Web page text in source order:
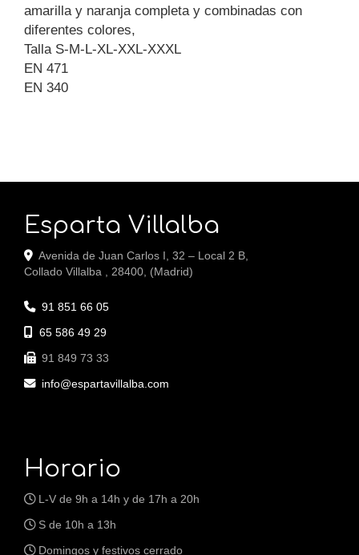
amarilla y naranja completa y combinadas con
diferentes colores,
Talla S-M-L-XL-XXL-XXXL
EN 471
EN 340
Esparta Villalba
Avenida de Juan Carlos I, 32 – Local 2 B,
Collado Villalba
28400 (Madrid)
91 851 66 05
65 586 49 29
91 849 73 33
info
espartavillalba.com
Horario
L-V de 9h a 14h y de 17h a 20h
S de 10h a 13h
Domingos y festivos cerrado